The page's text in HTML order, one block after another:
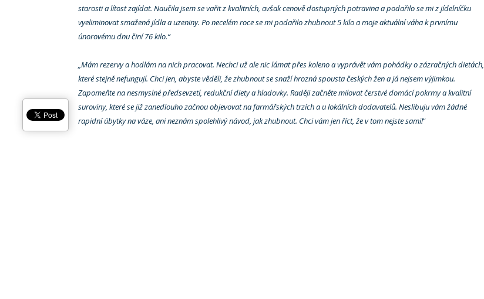
starosti a lítost zajídat. Naučila jsem se vařit z kvalitních, avšak cenově dostupných potravina a podařilo se mi z jídelníčku
vyeliminovat smažená jídla a uzeniny. Po necelém roce se mi podařilo zhubnout 5 kilo a moje aktuální váha k prvnímu
únorovému dnu činí 76 kilo.“
„Mám rezervy a hodlám na nich pracovat. Nechci už ale nic lámat přes koleno a vyprávět vám pohádky o zázračných dietách,
které stejně nefungují. Chci jen, abyste věděli, že zhubnout se snaží hrozná spousta českých žen a já nejsem výjimkou.
Zapomeňte na nesmyslné předsevzetí, redukční diety a hladovky. Raději začněte milovat čerstvé domácí pokrmy a kvalitní
suroviny, které se již zanedlouho začnou objevovat na farmářských trzích a u lokálních dodavatelů. Neslibuju vám žádné
rapidní úbytky na váze, ani neznám spolehlivý návod, jak zhubnout. Chci vám jen říct, že v tom nejste sami!“